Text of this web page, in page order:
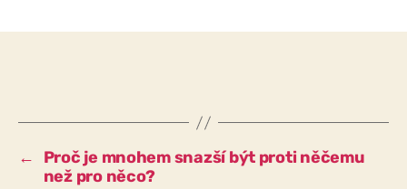
znevažovat
napadat
←
Proč je mnohem snazší být proti něčemu
než pro něco?